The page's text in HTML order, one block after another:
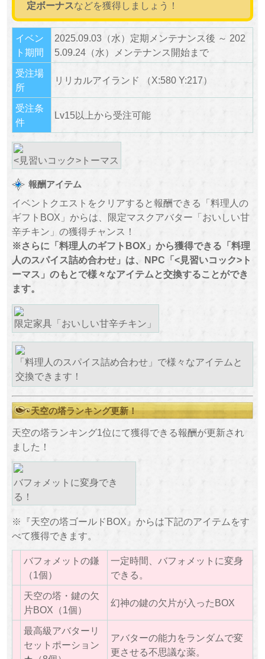
定ボーナスなどを獲得しましょう！
イベン
ト期間
2025.09.03（水）定期メンテナンス後 ～ 202
5.09.24（水）メンテナンス開始まで
受注場
所
リリカルアイランド （X:580 Y:217）
受注条
件
Lv15以上から受注可能
<見習いコック>トーマス
報酬アイテム
イベントクエストをクリアすると報酬できる「料理人の
ギフトBOX」からは、限定マスクアバター「おいしい甘
辛チキン」の獲得チャンス！
※さらに「料理人のギフトBOX」から獲得できる「料理
人のスパイス詰め合わせ」は、NPC「<見習いコック>ト
ーマス」のもとで様々なアイテムと交換することができ
ます。
限定家具「おいしい甘辛チキン」
「料理人のスパイス詰め合わせ」で様々なアイテムと
交換できます！
天空の塔ランキング更新！
天空の塔ランキング1位にて獲得できる報酬が更新され
ました！
バフォメットに変身でき
る！
※『天空の塔ゴールドBOX』からは下記のアイテムをす
べて獲得できます。
バフォメットの鎌
（1個）
一定時間、バフォメットに変身
できる。
天空の塔・鍵の欠
片BOX（1個）
幻神の鍵の欠片が入ったBOX
最高級アバターリ
セットポーション
アバターの能力をランダムで変
更させる不思議な薬。